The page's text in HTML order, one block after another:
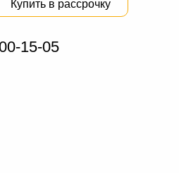
Купить в рассрочку
15-05